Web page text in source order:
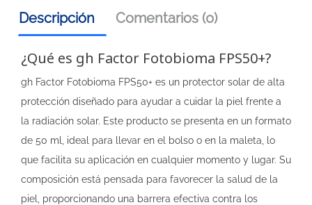
Descripción Comentarios (0)
¿Qué es gh Factor Fotobioma FPS50+?
gh Factor Fotobioma FPS50+ es un protector solar de alta
protección diseñado para ayudar a cuidar la piel frente a
la radiación solar. Este producto se presenta en un formato
de 50 ml, ideal para llevar en el bolso o en la maleta, lo
que facilita su aplicación en cualquier momento y lugar. Su
composición está pensada para favorecer la salud de la
piel, proporcionando una barrera efectiva contra los